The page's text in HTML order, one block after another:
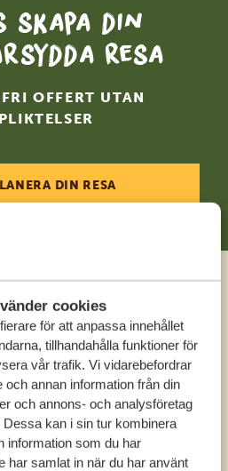
cookies
för att anpassa innehållet
tillhandahålla funktioner för
vår trafik. Vi vidarebefordrar
och annan information från din
och annons- och analysföretag
kan i sin tur kombinera
information som du har
har samlat in när du har använt
skapa din
resa
OFFERT UTAN
DIN RESA
expert
FRÅN VÅRA
174 788 108